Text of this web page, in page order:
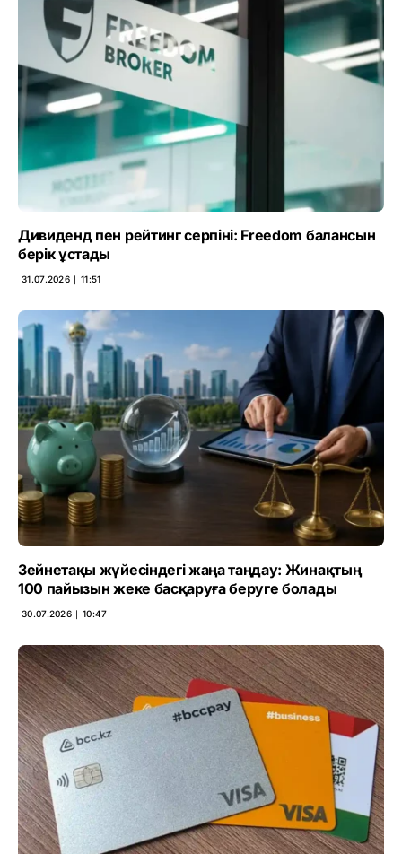
Дивиденд пен рейтинг серпіні: Freedom балансын
берік ұстады
31.07.2026 ∣ 11:51
Зейнетақы жүйесіндегі жаңа таңдау: Жинақтың
100 пайызын жеке басқаруға беруге болады
30.07.2026 ∣ 10:47